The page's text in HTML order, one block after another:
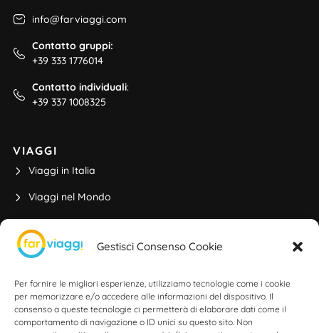
Gestisci Consenso Cookie
Per fornire le migliori esperienze, utilizziamo tecnologie come i cookie
per memorizzare e/o accedere alle informazioni del dispositivo. Il
consenso a queste tecnologie ci permetterà di elaborare dati come il
comportamento di navigazione o ID unici su questo sito. Non
info@farviaggi.com
Contatto gruppi:
+39 333 1776014
Contatto individuali:
+39 337 1008325
VIAGGI
Viaggi in Italia
Viaggi nel Mondo
Viaggi di Gruppo
Partenze da Rimini
ALTRE INFO